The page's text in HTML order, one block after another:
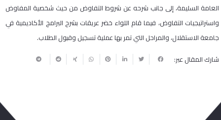
العامة السليمة، إلى جانب شرحه عن شروط التفاوض من حيث شخصية المفاوض
واستراتيجيات التفاوض، فيما قام اللواء خضر عريقات بشرح البرامج الأكاديمية في
جامعة الاستقلال، والمراحل التي تمر بها عملية تسجيل وقبول الطلاب.
شارك المقال عبر: